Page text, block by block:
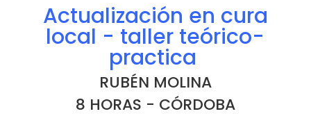
Actualización en cura
local - taller teórico-
practica
RUBÉN MOLINA
8 HORAS - CÓRDOBA